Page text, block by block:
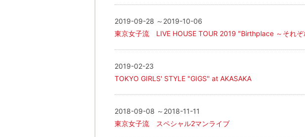
2019-09-28 ～2019-10-06
東京女子流 LIVE HOUSE TOUR 2019 "Birthplace ～それぞ
2019-02-23
TOKYO GIRLS' STYLE "GIGS" at AKASAKA
2018-09-08 ～2018-11-11
東京女子流 スペシャル2マンライブ